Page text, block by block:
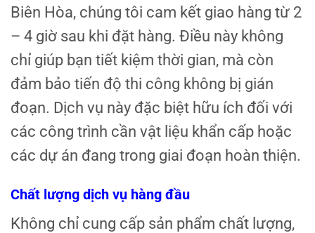
Biên Hòa, chúng tôi cam kết giao hàng từ 2
– 4 giờ sau khi đặt hàng. Điều này không
chỉ giúp bạn tiết kiệm thời gian, mà còn
đảm bảo tiến độ thi công không bị gián
đoạn. Dịch vụ này đặc biệt hữu ích đối với
các công trình cần vật liệu khẩn cấp hoặc
các dự án đang trong giai đoạn hoàn thiện.
Chất lượng dịch vụ hàng đầu
Không chỉ cung cấp sản phẩm chất lượng,